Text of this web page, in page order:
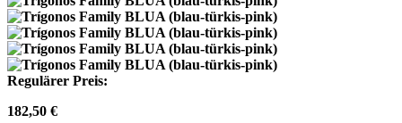
Regulärer Preis:
182,50 €